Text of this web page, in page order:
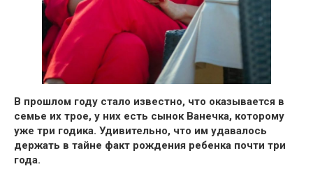
В прошлом году стало известно, что оказывается в
семье их трое, у них есть сынок Ванечка, которому
уже три годика. Удивительно, что им удавалось
держать в тайне факт рождения ребенка почти три
года.